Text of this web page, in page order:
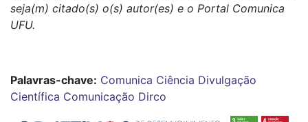
seja(m) citado(s) o(s) autor(es) e o Portal Comunica
UFU.
Palavras-chave: Comunica Ciência Divulgação
Científica Comunicação Dirco